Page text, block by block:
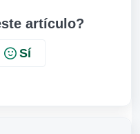
artículo?
Sí